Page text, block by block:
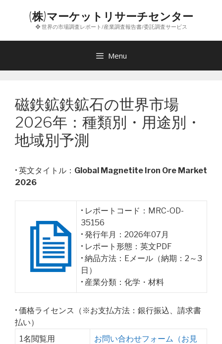
ン
(株)マーケットリサーチセンター
❖ 世界の市場調査レポート/産業調査報告書/委託調査サービス
Menu
磁鉄鉱鉄鉱石の世界市場
2026年：種類別・用途別・
地域別予測
• 英文タイトル： Global Magnetite Iron Ore Market
2026
• レポートコード：MRC-OD-
35156
• 発行年月：2026年07月
• レポート形態：英文PDF
• 納品方法：Eメール（納期：2～3
日）
• 産業分類：化学・材料
• 価格ライセンス（※お支払方法：銀行振込、請求書
払い）
1名閲覧用
お問い合わせフォーム（お見